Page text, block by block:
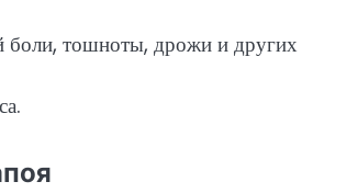
боли, тошноты, дрожи и других